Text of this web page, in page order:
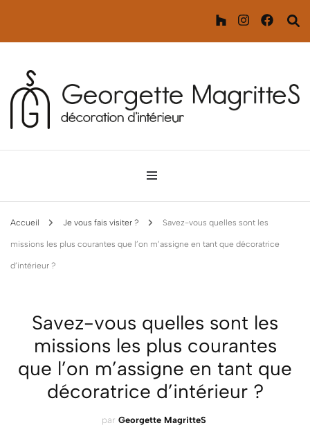
Georgette MagritteS
Décoration d'intérieur
Accueil Je vous fais visiter ? Savez-vous quelles sont les
missions les plus courantes que l’on m’assigne en tant que décoratrice
d’intérieur ?
Savez-vous quelles sont les
missions les plus courantes
que l’on m’assigne en tant que
décoratrice d’intérieur ?
par Georgette MagritteS